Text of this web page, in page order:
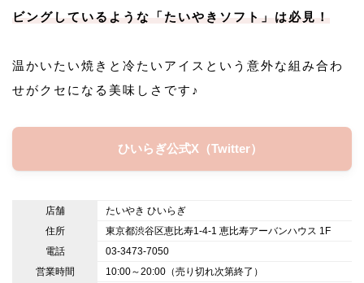
ビングしているような「たいやきソフト」は必見！
温かいたい焼きと冷たいアイスという意外な組み合わ
せがクセになる美味しさです♪
ひいらぎ公式X（Twitter）
店舗
たいやき ひいらぎ
住所
東京都渋谷区恵比寿1-4-1 恵比寿アーバンハウス 1F
電話
03-3473-7050
営業時間
10:00～20:00（売り切れ次第終了）